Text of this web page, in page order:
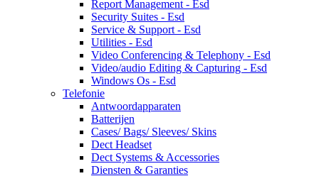
Report Management - Esd
Security Suites - Esd
Service & Support - Esd
Utilities - Esd
Video Conferencing & Telephony - Esd
Video/audio Editing & Capturing - Esd
Windows Os - Esd
Telefonie
Antwoordapparaten
Batterijen
Cases/ Bags/ Sleeves/ Skins
Dect Headset
Dect Systems & Accessories
Diensten & Garanties